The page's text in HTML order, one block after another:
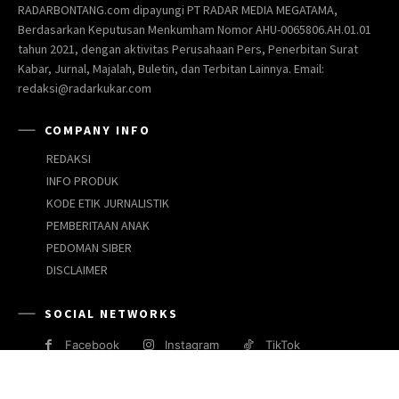
RADARBONTANG.com dipayungi PT RADAR MEDIA MEGATAMA,
Berdasarkan Keputusan Menkumham Nomor AHU-0065806.AH.01.01
tahun 2021, dengan aktivitas Perusahaan Pers, Penerbitan Surat
Kabar, Jurnal, Majalah, Buletin, dan Terbitan Lainnya. Email:
redaksi@radarkukar.com
COMPANY INFO
REDAKSI
INFO PRODUK
KODE ETIK JURNALISTIK
PEMBERITAAN ANAK
PEDOMAN SIBER
DISCLAIMER
SOCIAL NETWORKS
Facebook Instagram TikTok